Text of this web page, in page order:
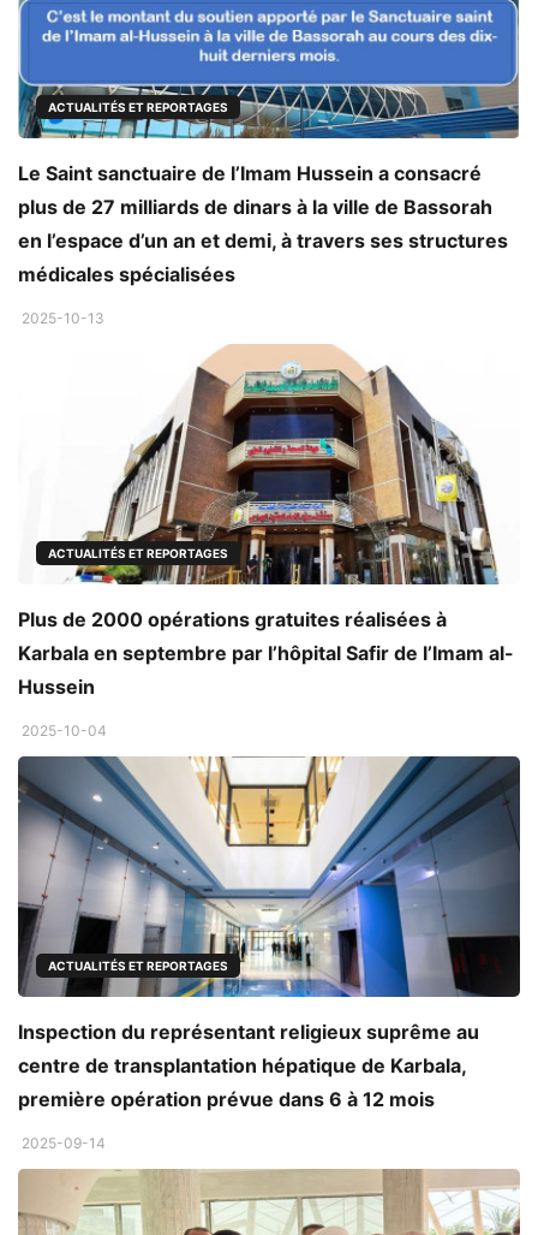
ACTUALITÉS ET REPORTAGES
Le Saint sanctuaire de l’Imam Hussein a consacré
plus de 27 milliards de dinars à la ville de Bassorah
en l’espace d’un an et demi, à travers ses structures
médicales spécialisées
2025-10-13
ACTUALITÉS ET REPORTAGES
Plus de 2000 opérations gratuites réalisées à
Karbala en septembre par l’hôpital Safir de l’Imam al-
Hussein
2025-10-04
ACTUALITÉS ET REPORTAGES
Inspection du représentant religieux suprême au
centre de transplantation hépatique de Karbala,
première opération prévue dans 6 à 12 mois
2025-09-14